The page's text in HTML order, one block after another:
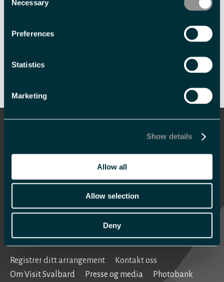
Selection
Necessary
Preferences
Statistics
Marketing
Show details
Allow all
Allow selection
Deny
Mat og drikke
Se og gjøre
Registrer ditt arrangement
Kontakt oss
Om Visit Svalbard
Presse og media
Photobank